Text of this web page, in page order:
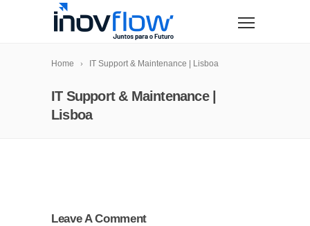
Home IT Support & Maintenance | Lisboa
IT Support & Maintenance |
Lisboa
Leave A Comment